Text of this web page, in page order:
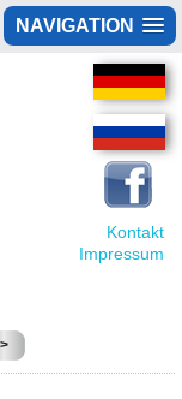
NAVIGATION
Kontakt
Impressum
>